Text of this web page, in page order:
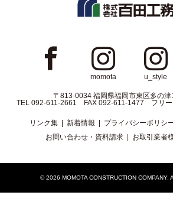
Instagram
momota
Instagram
u_style
RSS
〒813-0034 福岡県福岡市東区多の
TEL 092-611-2661 FAX 092-611-1477 フリー
リンク集 新着情報 プライバシーポリシ
お問い合わせ・資料請求
お取引業者
© 2026 MOMOTA CONSTRUCTION COMPANY.